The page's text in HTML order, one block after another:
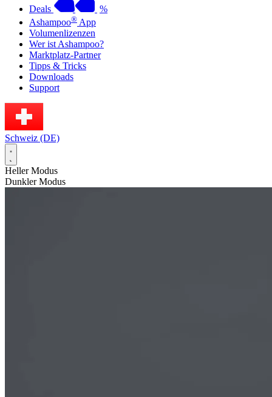
Deals
%
Ashampoo® App
Volumenlizenzen
Wer ist Ashampoo?
Marktplatz-Partner
Tipps & Tricks
Downloads
Support
Schweiz (DE)
Heller Modus
Dunkler Modus